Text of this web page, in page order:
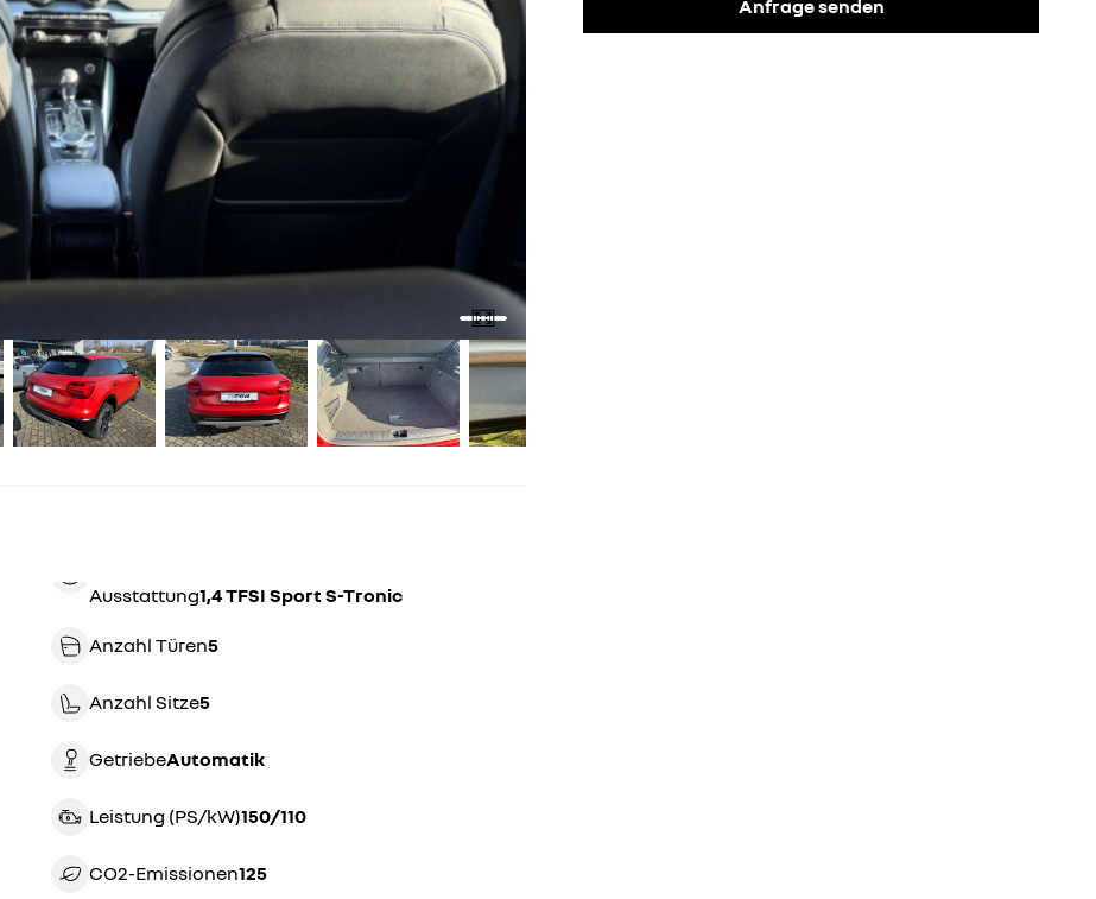
Anfrage senden
Ausstattung 1,4 TFSI Sport S-Tronic
Anzahl Türen5
Anzahl Sitze5
Getriebe automatik
Leistung (PS/kW) 150/110
CO2-Emissionen 125